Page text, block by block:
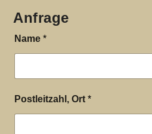
Anfrage
Name*
Postleitzahl, Ort*